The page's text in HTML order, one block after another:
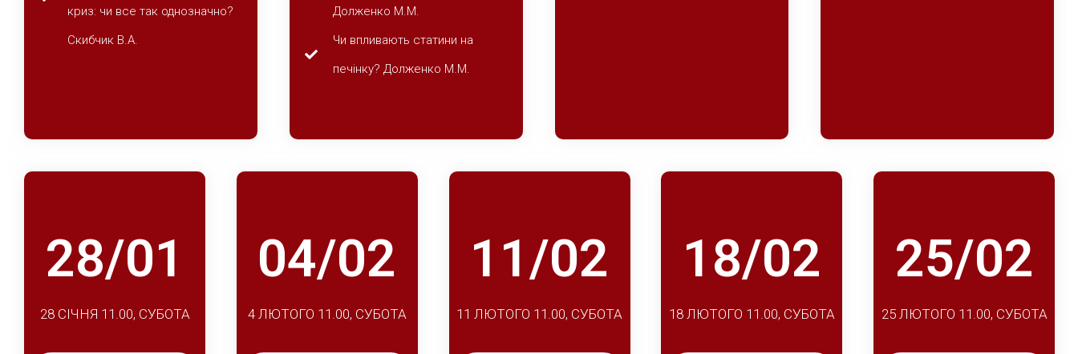
криз: чи все так однозначно?
Скибчик В.А.
Долженко М.М.
Чи впливають статини на
печінку? Долженко М.М.
28/01
28 СІЧНЯ 11.00, СУБОТА
04/02
4 ЛЮТОГО 11.00, СУБОТА
11/02
11 ЛЮТОГО 11.00, СУБОТА
18/02
18 ЛЮТОГО 11.00, СУБОТА
25/02
25 ЛЮТОГО 11.00, СУБОТА